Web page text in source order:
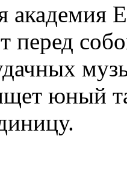
академия
перед
юный